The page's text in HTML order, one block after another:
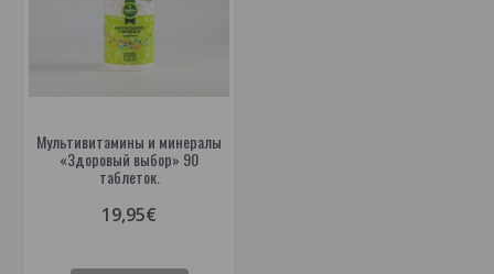
Мультивитамины и минералы
«Здоровый выбор» 90
таблеток.
19,95€